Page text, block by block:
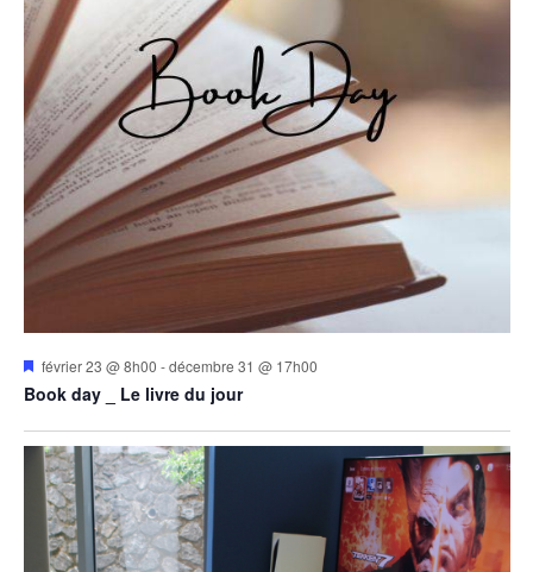
Mis
avant
février 23 @ 8h00 -décembre 31 @ 17h00
Book day _ Le livre du jour